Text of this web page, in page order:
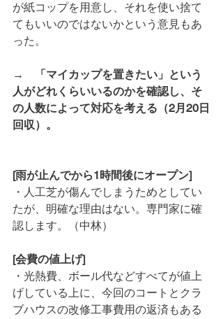
が紙コップを用意し、それを使い捨て
てもいいのではないかという意見もあ
った。
→　「マイカップを置きたい」という
人がどれくらいいるのかを確認し、そ
の人数によって対応を考える（2月20日
回収）。
[雨が止んでから1時間後にオープン]
・人工芝が傷んでしまうためとしてい
たが、明確な理由はない。専門家に確
認します。（中林）
[会費の値上げ]
・光熱費、ボール代などすべてが値上
げしている上に、今回のコートとクラ
ブハウスの改修工事費用の返済もある